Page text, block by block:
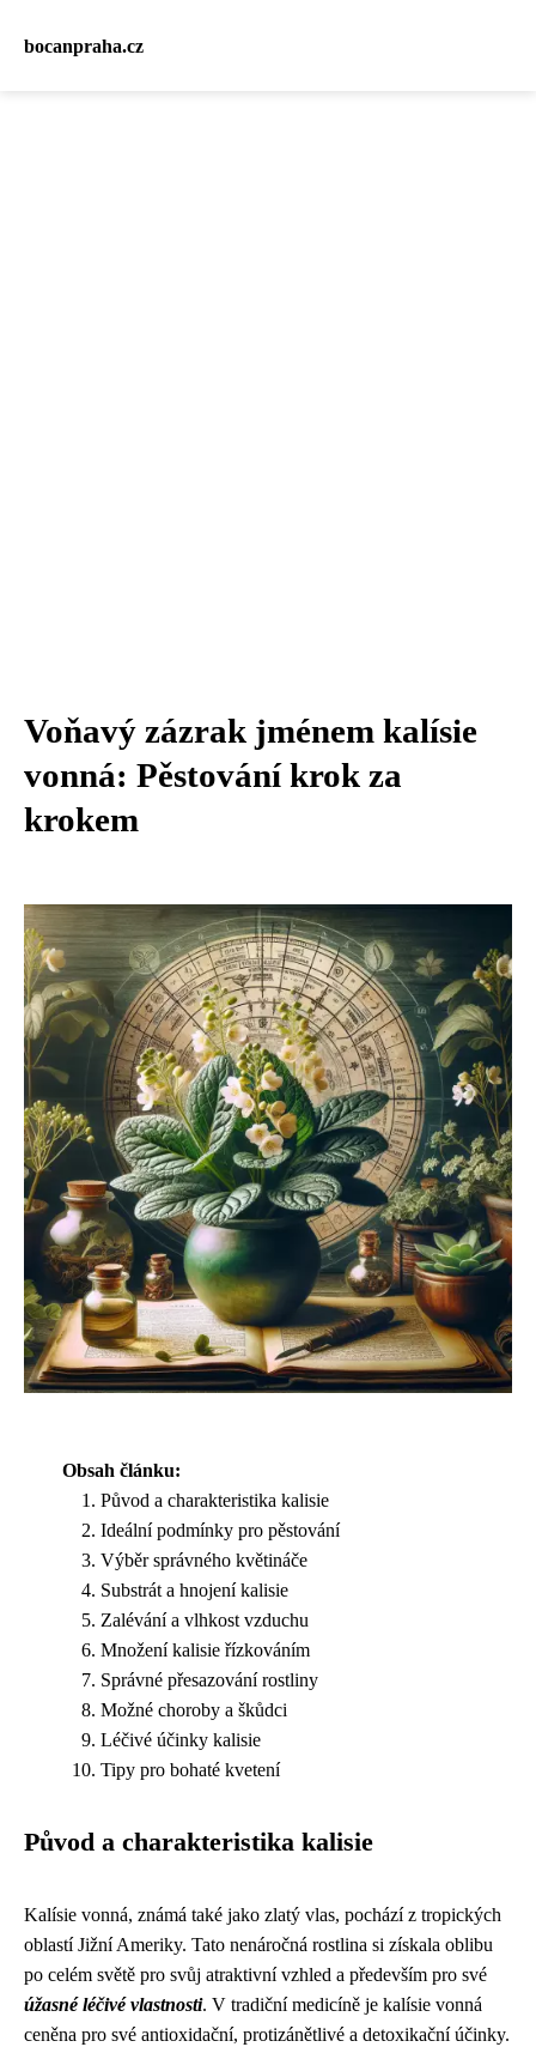
bocanpraha.cz
Voňavý zázrak jménem kalísie
vonná: Pěstování krok za
krokem
Obsah článku:
Původ a charakteristika kalisie
Ideální podmínky pro pěstování
Výběr správného květináče
Substrát a hnojení kalisie
Zalévání a vlhkost vzduchu
Množení kalisie řízkováním
Správné přesazování rostliny
Možné choroby a škůdci
Léčivé účinky kalisie
Tipy pro bohaté kvetení
Původ a charakteristika kalisie
Kalísie vonná, známá také jako zlatý vlas, pochází z tropických
oblastí Jižní Ameriky. Tato nenáročná rostlina si získala oblibu
po celém světě pro svůj atraktivní vzhled a především pro své
úžasné léčivé vlastnosti. V tradiční medicíně je kalísie vonná
ceněna pro své antioxidační, protizánětlivé a detoxikační účinky.